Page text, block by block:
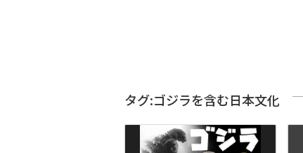
タグ:ゴジラを含む日本文化